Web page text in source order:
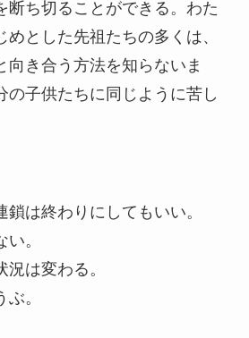
断ち切ることができる。わた
めとした先祖たちの多くは、
向き合う方法を知らないま
の子供たちに同じように苦し
は終わりにしてもいい。
。
は変わる。
。